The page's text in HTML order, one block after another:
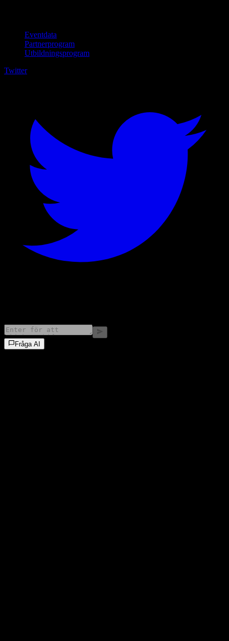
Eventdata
Partnerprogram
Utbildningsprogram
Twitter
Fråga AI